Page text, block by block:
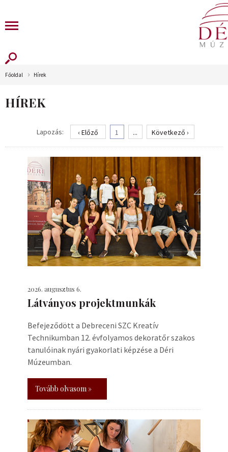
Főoldal Hírek
HÍREK
Lapozás: ‹ Előző 1 ... Következő ›
2026. augusztus 6.
Látványos projektmunkák
Befejeződött a Debreceni SZC Kreatív
Technikumban 12. évfolyamos dekoratőr szakos
tanulóinak nyári gyakorlati képzése a Déri
Múzeumban.
Tovább olvasom »